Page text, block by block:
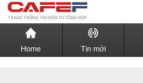
Home Tin mới